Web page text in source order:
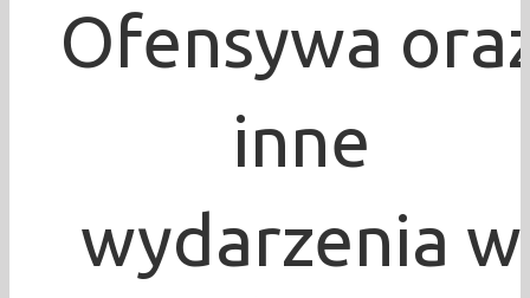
Ofensywa
inne
wydarzenia w